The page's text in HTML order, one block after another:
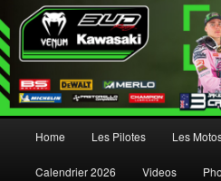
Aller au contenu principal
Aller au contenu secondaire
Home Les Pilotes Les
Calendrier 2026 Videos